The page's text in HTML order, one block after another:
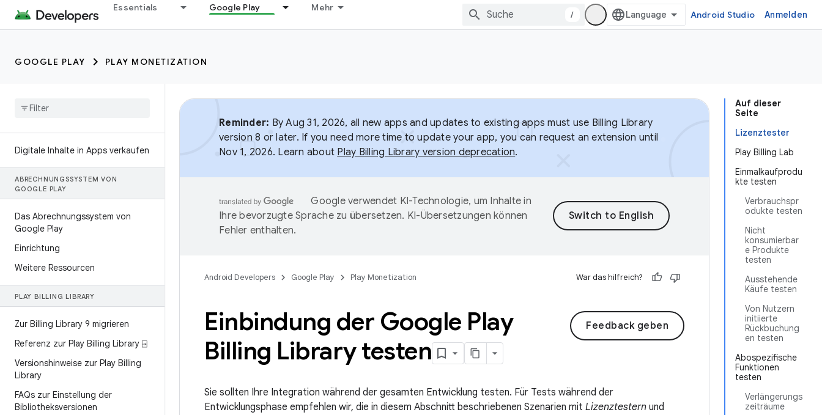
Essentials Google Play Mehr
/ Android Studio Anmelden
GOOGLE PLAY PLAY MONETIZATION
Digitale Inhalte in Apps verkaufen
ABRECHNUNGSSYSTEM VON
GOOGLE PLAY
Das Abrechnungssystem von
Google Play
Einrichtung
Weitere Ressourcen
PLAY BILLING LIBRARY
Zur Billing Library 9 migrieren
Referenz zur Play Billing Library ⍈
Versionshinweise zur Play Billing
Library
FAQs zur Einstellung der
Bibliotheksversionen
Auf dieser
Seite
Lizenztester
Play Billing Lab
Einmalkaufprodu
kte testen
Verbrauchspr
odukte testen
Nicht
konsumierbar
e Produkte
testen
Ausstehende
Käufe testen
Von Nutzern
initiierte
Rückbuchung
en testen
Abospezifische
Funktionen
testen
Verlängerungs
zeiträume
Reminder: By Aug 31, 2026, all new apps and updates to existing apps must use Billing Library
version 8 or later. If you need more time to update your app, you can request an extension until
Nov 1, 2026. Learn about Play Billing Library version deprecation.
Google verwendet KI-Technologie, um Inhalte in
Ihre bevorzugte Sprache zu übersetzen. KI-Übersetzungen können
Fehler enthalten.
Android Developers Google Play Play Monetization War das hilfreich?
Feedback geben
Einbindung der Google Play
Billing Library testen
Sie sollten Ihre Integration während der gesamten Entwicklung testen. Für Tests während der
Entwicklungsphase empfehlen wir, die in diesem Abschnitt beschriebenen Szenarien mit Lizenztestern und